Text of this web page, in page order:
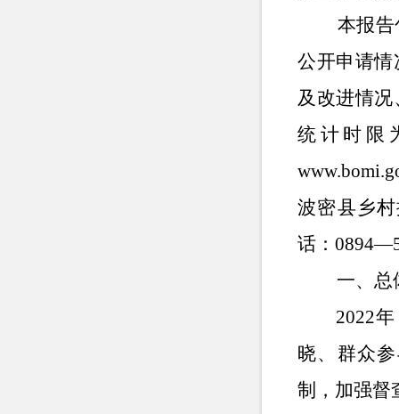
本报告包
公开申请
及改进情
统计时限
www.bomi
波密县乡
话：
一、总
2022
晓、群众
制，加强督